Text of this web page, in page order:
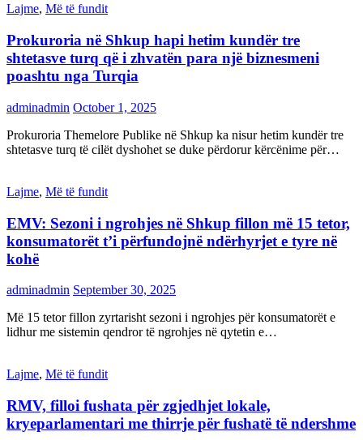
Lajme, Më të fundit
Prokuroria në Shkup hapi hetim kundër tre
shtetasve turq që i zhvatën para një biznesmeni
poashtu nga Turqia
adminadmin October 1, 2025
Prokuroria Themelore Publike në Shkup ka nisur hetim kundër tre
shtetasve turq të cilët dyshohet se duke përdorur kërcënime për…
Lajme, Më të fundit
EMV: Sezoni i ngrohjes në Shkup fillon më 15 tetor,
konsumatorët t’i përfundojnë ndërhyrjet e tyre në
kohë
adminadmin September 30, 2025
Më 15 tetor fillon zyrtarisht sezoni i ngrohjes për konsumatorët e
lidhur me sistemin qendror të ngrohjes në qytetin e…
Lajme, Më të fundit
RMV, filloi fushata për zgjedhjet lokale,
kryeparlamentari me thirrje për fushatë të ndershme